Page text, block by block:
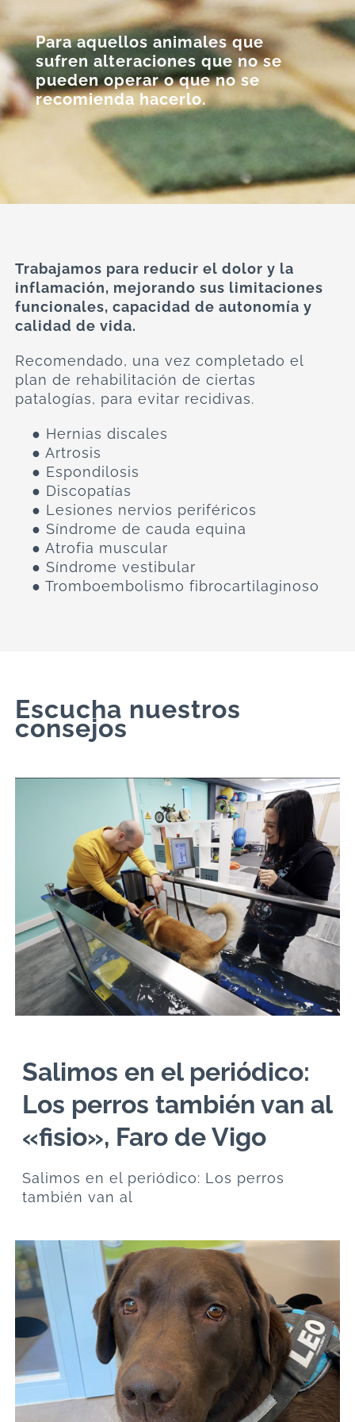
Para aquellos animales que
sufren alteraciones que no se
pueden operar o que no se
recomienda hacerlo.
Trabajamos para reducir el dolor y la
inflamación, mejorando sus limitaciones
funcionales, capacidad de autonomía y
calidad de vida.
Recomendado, una vez completado el
plan de rehabilitación de ciertas
patalogías, para evitar recidivas.
● Hernias discales
● Artrosis
● Espondilosis
● Discopatías
● Lesiones nervios periféricos
● Síndrome de cauda equina
● Atrofia muscular
● Síndrome vestibular
● Tromboembolismo fibrocartilaginoso
Escucha nuestros
consejos
Salimos en el periódico:
Los perros también van al
«fisio», Faro de Vigo
Salimos en el periódico: Los perros
también van al